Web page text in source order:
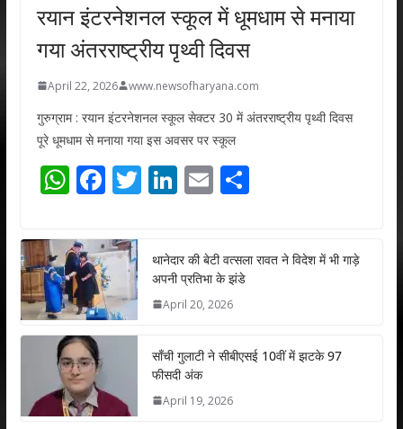
रयान इंटरनेशनल स्कूल में धूमधाम से मनाया
गया अंतरराष्ट्रीय पृथ्वी दिवस
April 22, 2026 www.newsofharyana.com
गुरुग्राम : रयान इंटरनेशनल स्कूल सेक्टर 30 में अंतरराष्ट्रीय पृथ्वी दिवस
पूरे धूमधाम से मनाया गया इस अवसर पर स्कूल
W
at
s
A
p
p
F
e
b
o
o
T
er
Li
e
dI
E
l
S
e
थानेदार की बेटी वत्सला रावत ने विदेश में भी गाड़े
अपनी प्रतिभा के झंडे
April 20, 2026
साँची गुलाटी ने सीबीएसई 10वीं में झटके 97
फीसदी अंक
April 19, 2026